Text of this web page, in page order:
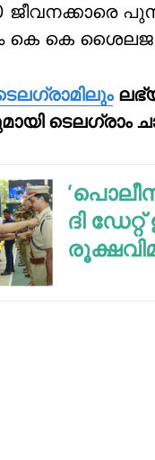
ജീവനക്കാരെ
കെ കെ ശൈലജ
ടെലഗ്രാം
ദി